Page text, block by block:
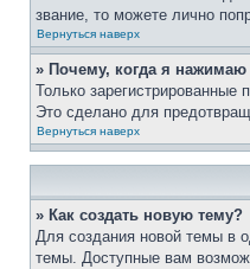
звание, то можете лично
Вернуться наверх
» Почему, когда я нажимаю
Только
Это сделано для
Вернуться наверх
» Как создать новую тему?
Для создания новой темы в
темы. Доступные вам